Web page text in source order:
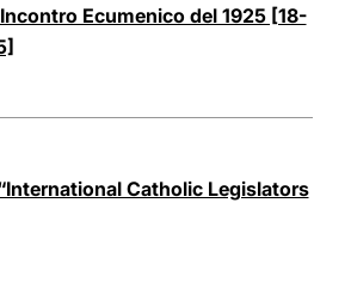
Ecumenico del 1925 [18-
Catholic Legislators